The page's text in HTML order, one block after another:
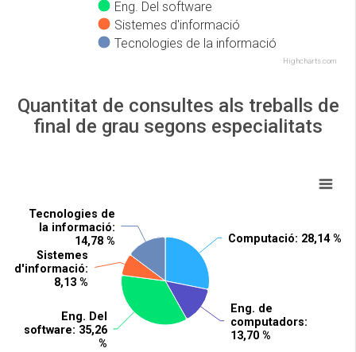
Eng. Del software
Sistemes d'informació
Tecnologies de la informació
Highcharts.com
Quantitat de consultes als treballs de
final de grau segons especialitats
Computació: 28,14 %
Computació: 28,14 %
Eng. de
computadors:
13,70 %
Eng. de
computadors:
13,70 %
Eng. Del
software: 35,26
%
Eng. Del
software: 35,26
%
Sistemes
d'informació:
8,13 %
Sistemes
d'informació:
8,13 %
Tecnologies de
la informació:
14,78 %
Tecnologies de
la informació:
14,78 %